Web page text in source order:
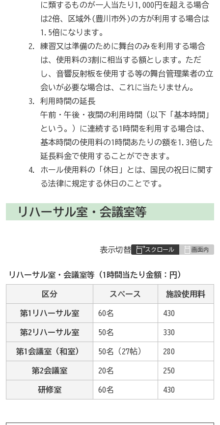
に類するものが一人当たり1,000円を超える場合
は2倍、区域外(豊川市外)の方が利用する場合は
1.5倍になります。
練習又は準備のために舞台のみを利用する場合
は、使用料の3割に相当する額とします。ただ
し、音響反射板を使用する等の舞台管理業者の立
会いが必要な場合は、これに当たりません。
利用時間の延長
午前・午後・夜間の利用時間（以下「基本時間」
という。）に連続する1時間を利用する場合は、
基本時間の使用料の1時間あたりの額を1.3倍した
延長料金で使用することができます。
ホール使用料の「休日」とは、国民の祝日に関す
る法律に規定する休日のことです。
リハーサル室・会議室等
表
み
の
表示切替
リハーサル室・会議室等（1時間当たり金額：円）
区分 スペース 施設使用料
第1リハーサル室 60名 430
第2リハーサル室 50名 330
第1会議室（和室） 50名（27帖） 280
第2会議室 20名 250
研修室 60名 430